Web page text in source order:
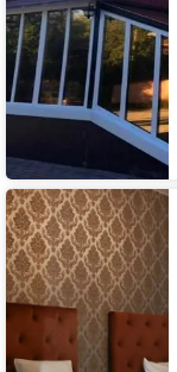
Отель
Флагман